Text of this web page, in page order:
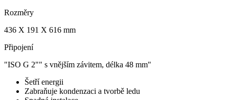
Rozměry
436 X 191 X 616 mm
Připojení
"ISO G 2"" s vnějším závitem, délka 48 mm"
Šetří energii
Zabraňuje kondenzaci a tvorbě ledu